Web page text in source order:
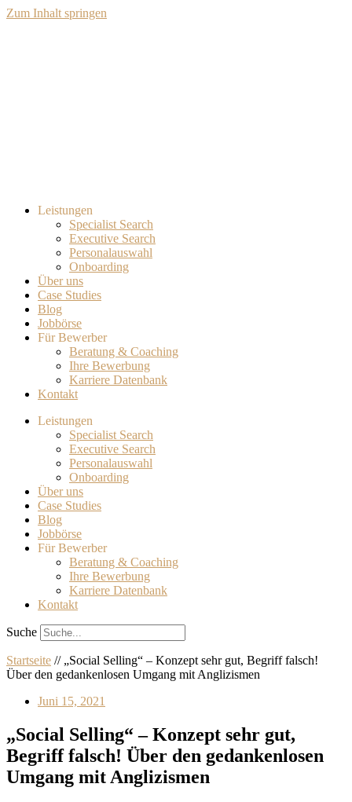
Zum Inhalt springen
Leistungen
Specialist Search
Executive Search
Personalauswahl
Onboarding
Über uns
Case Studies
Blog
Jobbörse
Für Bewerber
Beratung & Coaching
Ihre Bewerbung
Karriere Datenbank
Kontakt
Leistungen
Specialist Search
Executive Search
Personalauswahl
Onboarding
Über uns
Case Studies
Blog
Jobbörse
Für Bewerber
Beratung & Coaching
Ihre Bewerbung
Karriere Datenbank
Kontakt
Suche
Startseite // „Social Selling“ – Konzept sehr gut, Begriff falsch!
Über den gedankenlosen Umgang mit Anglizismen
Juni 15, 2021
„Social Selling“ – Konzept sehr gut,
Begriff falsch! Über den gedankenlosen
Umgang mit Anglizismen